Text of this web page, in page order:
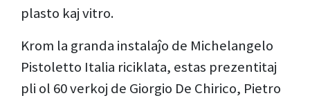
plasto kaj vitro.
Krom la granda instalaĵo de Michelangelo
Pistoletto Italia riciklata, estas prezentitaj
pli ol 60 verkoj de Giorgio De Chirico, Pietro